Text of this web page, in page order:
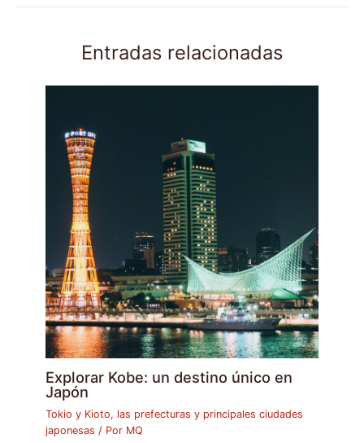
Entradas relacionadas
Explorar Kobe: un destino único en
Japón
Tokio y Kioto, las prefecturas y principales ciudades
japonesas / Por MQ